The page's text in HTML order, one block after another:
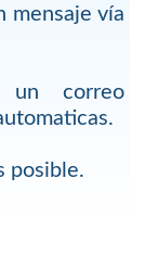
mensaje vía
correo
posible.